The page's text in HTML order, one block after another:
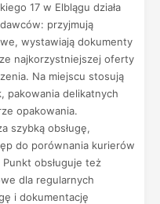
17 w Elblągu działa
przyjmują
wystawiają dokumenty
najkorzystniejszej oferty
Na miejscu stosują
pakowania delikatnych
opakowania.
szybką obsługę,
do porównania kurierów
obsługuje też
dla regularnych
i dokumentację